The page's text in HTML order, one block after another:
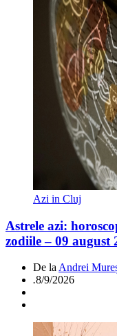
Azi in Cluj
Astrele azi:
zodiile – 09 august
De laAndrei
.8/9/2026